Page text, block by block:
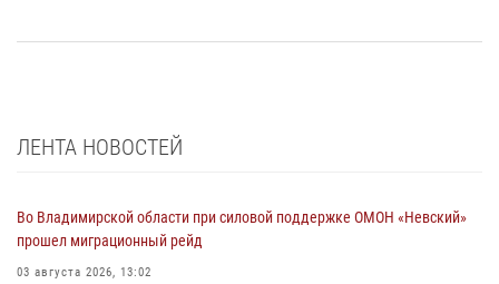
ЛЕНТА НОВОСТЕЙ
Во Владимирской области при силовой поддержке ОМОН «Невский»
прошел миграционный рейд
03 августа 2026, 13:02